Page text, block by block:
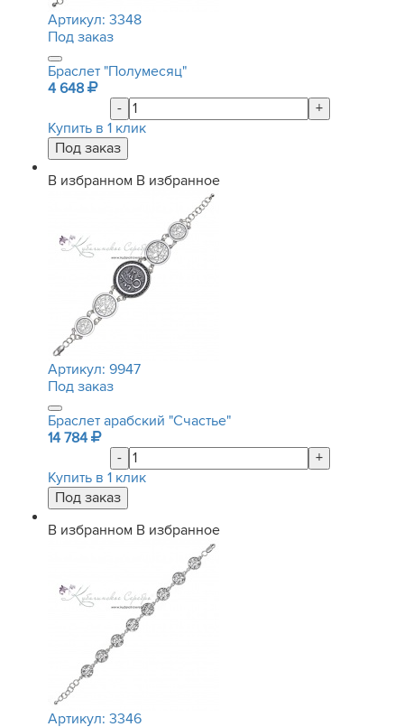
Артикул: 3348
Под заказ
Браслет "Полумесяц"
4 648
-
+
Купить в 1 клик
В избранном В избранное
Артикул: 9947
Под заказ
Браслет арабский "Счастье"
14 784
-
+
Купить в 1 клик
В избранном В избранное
Артикул: 3346